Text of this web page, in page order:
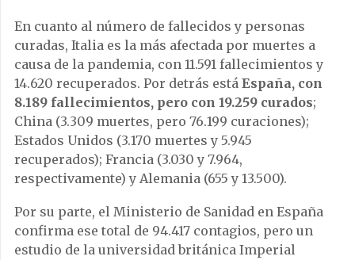
En cuanto al número de fallecidos y personas
curadas, Italia es la más afectada por muertes a
causa de la pandemia, con 11.591 fallecimientos y
14.620 recuperados. Por detrás está España, con
8.189 fallecimientos, pero con 19.259 curados;
China (3.309 muertes, pero 76.199 curaciones);
Estados Unidos (3.170 muertes y 5.945
recuperados); Francia (3.030 y 7.964,
respectivamente) y Alemania (655 y 13.500).
Por su parte, el Ministerio de Sanidad en España
confirma ese total de 94.417 contagios, pero un
estudio de la universidad británica Imperial